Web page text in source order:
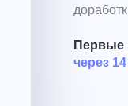
Первые
через